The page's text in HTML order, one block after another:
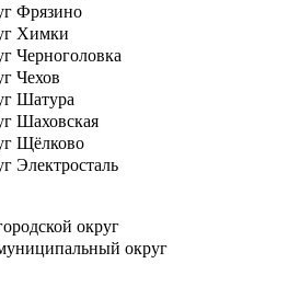
Фрязино
Химки
Черноголовка
Чехов
Шатура
Шаховская
Щёлково
Электросталь
округ
округ